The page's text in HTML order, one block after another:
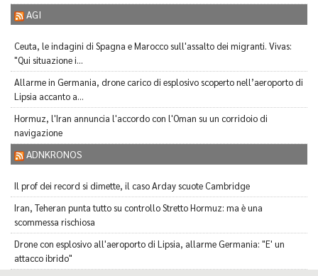
AGI
Ceuta, le indagini di Spagna e Marocco sull'assalto dei migranti. Vivas:
"Qui situazione i...
Allarme in Germania, drone carico di esplosivo scoperto nell’aeroporto di
Lipsia accanto a...
Hormuz, l'Iran annuncia l'accordo con l'Oman su un corridoio di
navigazione
ADNKRONOS
Il prof dei record si dimette, il caso Arday scuote Cambridge
Iran, Teheran punta tutto su controllo Stretto Hormuz: ma è una
scommessa rischiosa
Drone con esplosivo all'aeroporto di Lipsia, allarme Germania: "E' un
attacco ibrido"